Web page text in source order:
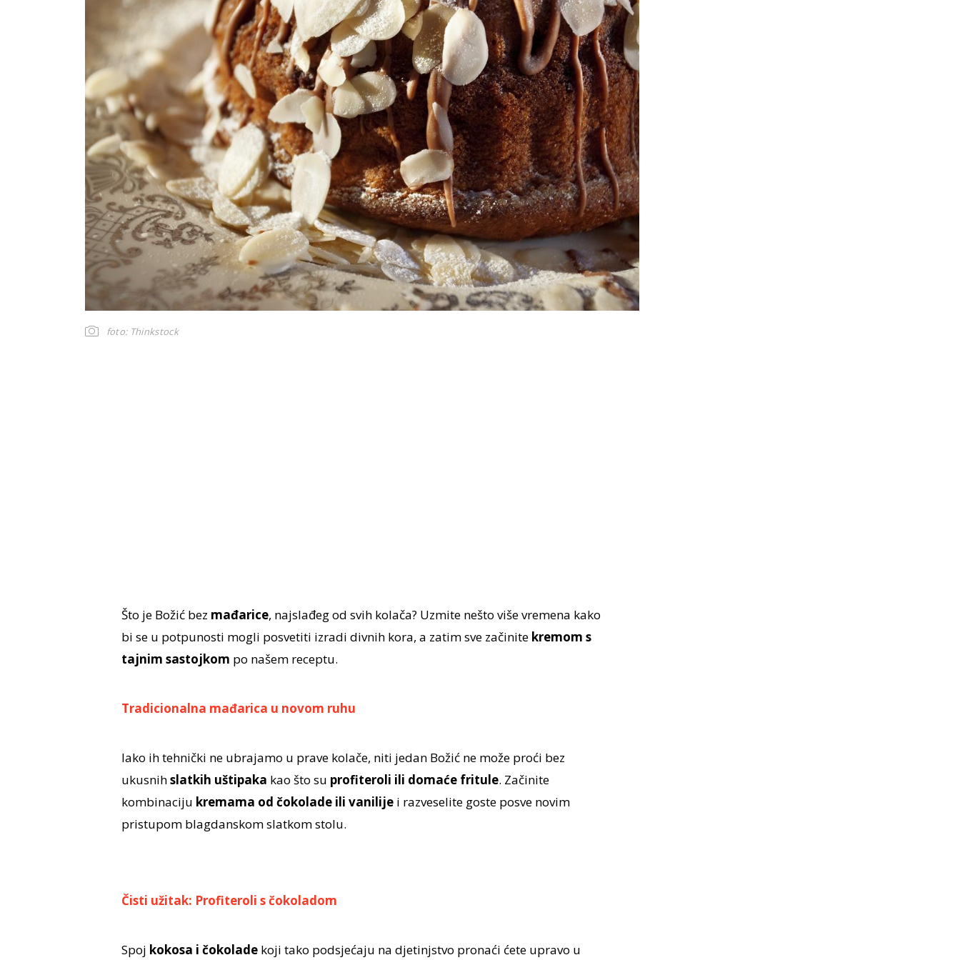
foto: Thinkstock
Što je Božić bez mađarice, najslađeg od svih kolača? Uzmite nešto više vremena kako
bi se u potpunosti mogli posvetiti izradi divnih kora, a zatim sve začinite kremom s
tajnim sastojkom po našem receptu.
Tradicionalna mađarica u novom ruhu
Iako ih tehnički ne ubrajamo u prave kolače, niti jedan Božić ne može proći bez
ukusnihslatkih uštipaka kao što su profiteroli ili domaće fritule. Začinite
kombinaciju kremama od čokolade ili vanilijei razveselite goste posve novim
pristupom blagdanskom slatkom stolu.
Čisti užitak: Profiteroli s čokoladom
Spoj kokosa i čokoladekoji tako podsjećaju na djetinjstvo pronaći ćete upravo u